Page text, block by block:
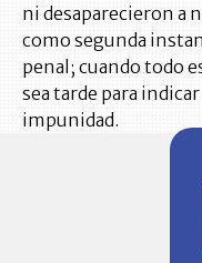
ni desaparecieron a
como segunda
penal; cuando todo
sea tarde para
impunidad.